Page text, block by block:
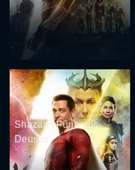
Shazam! Fúria dos
Deuses